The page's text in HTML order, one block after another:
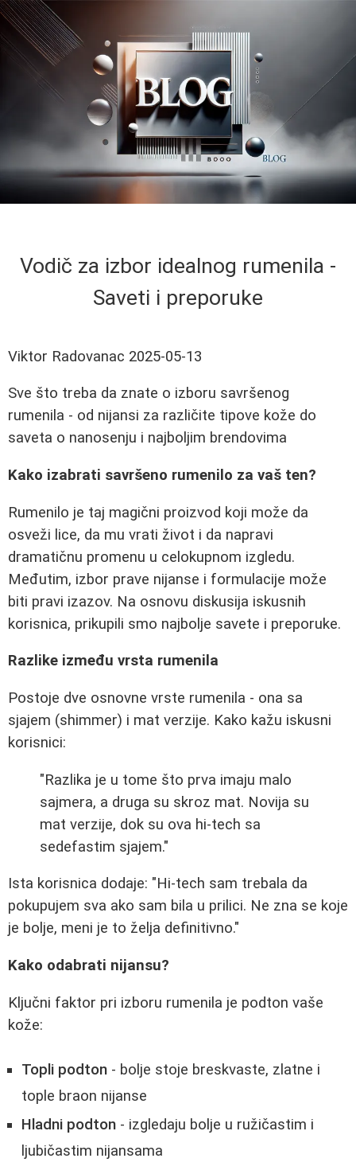
Vodič za izbor idealnog rumenila -
Saveti i preporuke
Viktor Radovanac 2025-05-13
Sve što treba da znate o izboru savršenog
rumenila - od nijansi za različite tipove kože do
saveta o nanosenju i najboljim brendovima
Kako izabrati savršeno rumenilo za vaš ten?
Rumenilo je taj magični proizvod koji može da
osveži lice, da mu vrati život i da napravi
dramatičnu promenu u celokupnom izgledu.
Međutim, izbor prave nijanse i formulacije može
biti pravi izazov. Na osnovu diskusija iskusnih
korisnica, prikupili smo najbolje savete i preporuke.
Razlike između vrsta rumenila
Postoje dve osnovne vrste rumenila - ona sa
sjajem (shimmer) i mat verzije. Kako kažu iskusni
korisnici:
"Razlika je u tome što prva imaju malo
sajmera, a druga su skroz mat. Novija su
mat verzije, dok su ova hi-tech sa
sedefastim sjajem."
Ista korisnica dodaje: "Hi-tech sam trebala da
pokupujem sva ako sam bila u prilici. Ne zna se koje
je bolje, meni je to želja definitivno."
Kako odabrati nijansu?
Ključni faktor pri izboru rumenila je podton vaše
kože:
Topli podton - bolje stoje breskvaste, zlatne i
tople braon nijanse
Hladni podton - izgledaju bolje u ružičastim i
ljubičastim nijansama